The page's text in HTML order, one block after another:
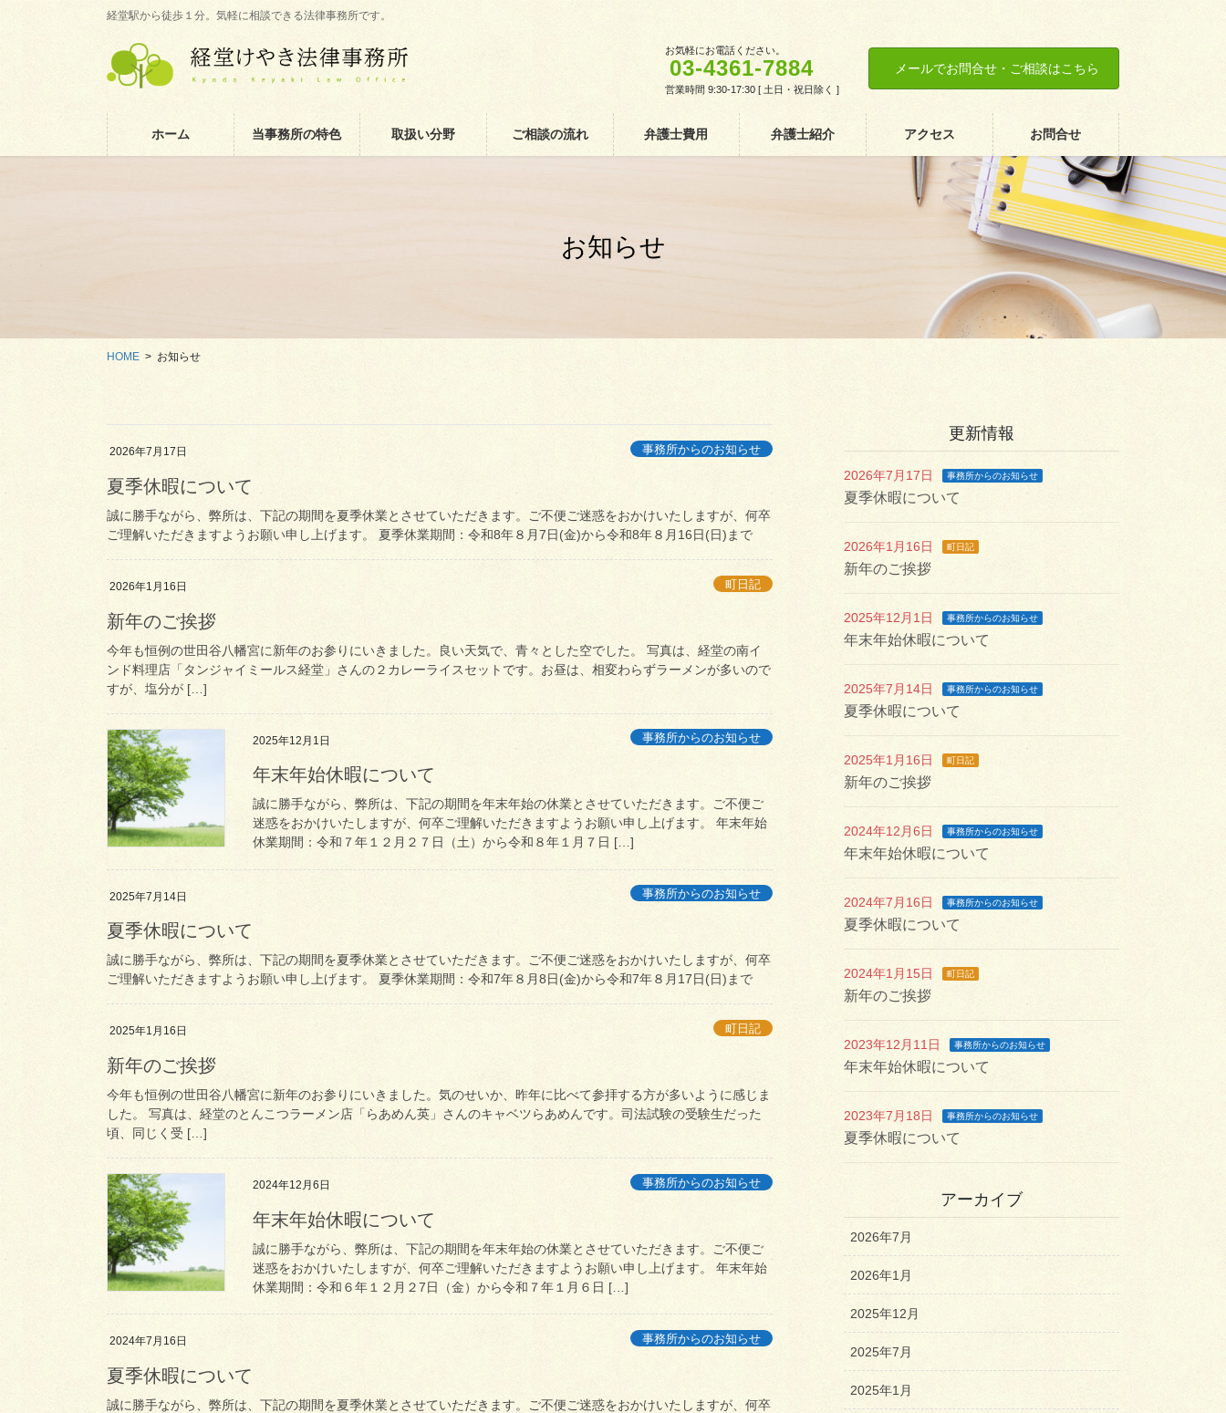
経堂駅から徒歩１分。気軽に相談できる法律事務所です。
お気軽にお電話ください。
03-4361-7884
営業時間 9:30-17:30 [ 土日・祝日除く ]
メールでお問合せ・ご相談はこちら
ホーム 当事務所の特色 取扱い分野 ご相談の流れ 弁護士費用 弁護士紹介 アクセス お問合せ
お知らせ
HOME お知らせ
2026年7月17日 事務所からのお知らせ
夏季休暇について
誠に勝手ながら、弊所は、下記の期間を夏季休業とさせていただきます。ご不便ご迷惑をおかけいたしますが、何卒
ご理解いただきますようお願い申し上げます。 夏季休業期間：令和8年８月7日(金)から令和8年８月16日(日)まで
2026年1月16日 町日記
新年のご挨拶
今年も恒例の世田谷八幡宮に新年のお参りにいきました。良い天気で、青々とした空でした。 写真は、経堂の南イ
ンド料理店「タンジャイミールス経堂」さんの２カレーライスセットです。お昼は、相変わらずラーメンが多いので
すが、塩分が […]
2025年12月1日 事務所からのお知らせ
年末年始休暇について
誠に勝手ながら、弊所は、下記の期間を年末年始の休業とさせていただきます。ご不便ご
迷惑をおかけいたしますが、何卒ご理解いただきますようお願い申し上げます。 年末年始
休業期間：令和７年１２月２７日（土）から令和８年１月７日 […]
2025年7月14日 事務所からのお知らせ
夏季休暇について
誠に勝手ながら、弊所は、下記の期間を夏季休業とさせていただきます。ご不便ご迷惑をおかけいたしますが、何卒
ご理解いただきますようお願い申し上げます。 夏季休業期間：令和7年８月8日(金)から令和7年８月17日(日)まで
2025年1月16日 町日記
新年のご挨拶
今年も恒例の世田谷八幡宮に新年のお参りにいきました。気のせいか、昨年に比べて参拝する方が多いように感じま
した。 写真は、経堂のとんこつラーメン店「らあめん英」さんのキャベツらあめんです。司法試験の受験生だった
頃、同じく受 […]
2024年12月6日 事務所からのお知らせ
年末年始休暇について
誠に勝手ながら、弊所は、下記の期間を年末年始の休業とさせていただきます。ご不便ご
迷惑をおかけいたしますが、何卒ご理解いただきますようお願い申し上げます。 年末年始
休業期間：令和６年１２月２7日（金）から令和７年１月６日 […]
2024年7月16日 事務所からのお知らせ
夏季休暇について
誠に勝手ながら、弊所は、下記の期間を夏季休業とさせていただきます。ご不便ご迷惑をおかけいたしますが、何卒
更新情報
2026年7月17日 事務所からのお知らせ
夏季休暇について
2026年1月16日 町日記
新年のご挨拶
2025年12月1日 事務所からのお知らせ
年末年始休暇について
2025年7月14日 事務所からのお知らせ
夏季休暇について
2025年1月16日 町日記
新年のご挨拶
2024年12月6日 事務所からのお知らせ
年末年始休暇について
2024年7月16日 事務所からのお知らせ
夏季休暇について
2024年1月15日 町日記
新年のご挨拶
2023年12月11日 事務所からのお知らせ
年末年始休暇について
2023年7月18日 事務所からのお知らせ
夏季休暇について
アーカイブ
2026年7月
2026年1月
2025年12月
2025年7月
2025年1月